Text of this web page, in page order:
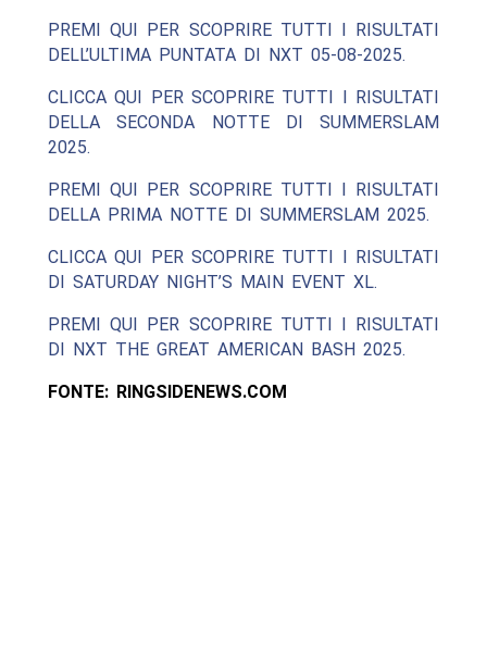
PREMI QUI PER SCOPRIRE TUTTI I RISULTATI
DELL’ULTIMA PUNTATA DI NXT 05-08-2025.
CLICCA QUI PER SCOPRIRE TUTTI I RISULTATI
DELLA SECONDA NOTTE DI SUMMERSLAM
2025.
PREMI QUI PER SCOPRIRE TUTTI I RISULTATI
DELLA PRIMA NOTTE DI SUMMERSLAM 2025.
CLICCA QUI PER SCOPRIRE TUTTI I RISULTATI
DI SATURDAY NIGHT’S MAIN EVENT XL.
PREMI QUI PER SCOPRIRE TUTTI I RISULTATI
DI NXT THE GREAT AMERICAN BASH 2025.
FONTE: RINGSIDENEWS.COM